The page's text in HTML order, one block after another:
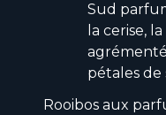
Sud
la cerise,
agrémenté
pétales de
Rooibos aux